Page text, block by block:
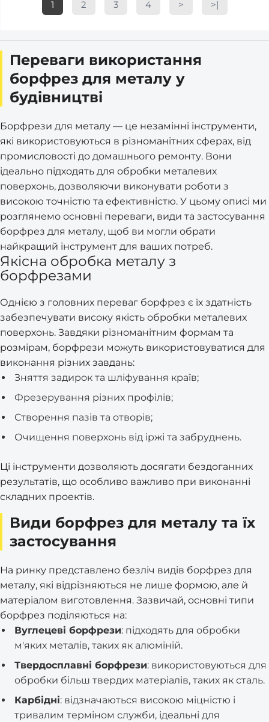
1 2 3 4 > >|
Переваги використання
борфрез для металу у
будівництві
Борфрези для металу — це незамінні інструменти,
які використовуються в різноманітних сферах, від
промисловості до домашнього ремонту. Вони
ідеально підходять для обробки металевих
поверхонь, дозволяючи виконувати роботи з
високою точністю та ефективністю. У цьому описі ми
розглянемо основні переваги, види та застосування
борфрез для металу, щоб ви могли обрати
найкращий інструмент для ваших потреб.
Якісна обробка металу з
борфрезами
Однією з головних переваг борфрез є їх здатність
забезпечувати високу якість обробки металевих
поверхонь. Завдяки різноманітним формам та
розмірам, борфрези можуть використовуватися для
виконання різних завдань:
Зняття задирок та шліфування країв;
Фрезерування різних профілів;
Створення пазів та отворів;
Очищення поверхонь від іржі та забруднень.
Ці інструменти дозволяють досягати бездоганних
результатів, що особливо важливо при виконанні
складних проектів.
Види борфрез для металу та їх
застосування
На ринку представлено безліч видів борфрез для
металу, які відрізняються не лише формою, але й
матеріалом виготовлення. Зазвичай, основні типи
борфрез поділяються на:
Вуглецеві борфрези: підходять для обробки
м'яких металів, таких як алюміній.
Твердосплавні борфрези: використовуються для
обробки більш твердих матеріалів, таких як сталь.
Карбідні: відзначаються високою міцністю і
тривалим терміном служби, ідеальні для